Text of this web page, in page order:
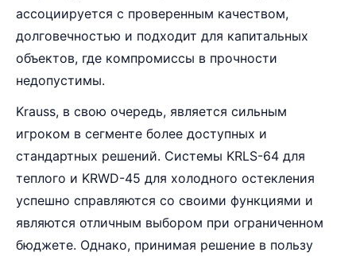
ассоциируется с проверенным качеством,
долговечностью и подходит для капитальных
объектов, где компромиссы в прочности
недопустимы.
Krauss, в свою очередь, является сильным
игроком в сегменте более доступных и
стандартных решений. Системы KRLS-64 для
теплого и KRWD-45 для холодного остекления
успешно справляются со своими функциями и
являются отличным выбором при ограниченном
бюджете. Однако, принимая решение в пользу